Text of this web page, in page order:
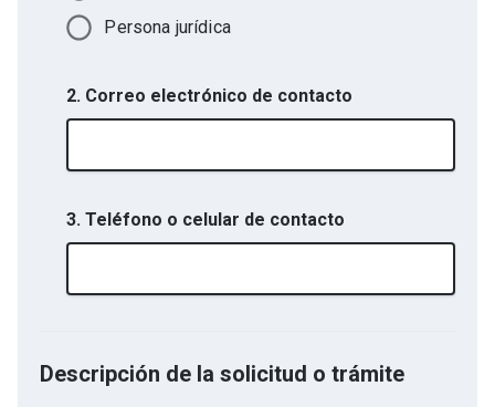
Persona jurídica
2. Correo electrónico de contacto
3. Teléfono o celular de contacto
Descripción de la solicitud o trámite